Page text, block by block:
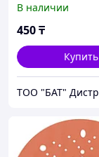
В наличии
450₸
Купить